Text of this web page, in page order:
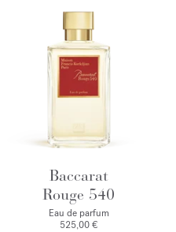
Baccarat
Rouge 540
Eau de parfum
525,00 €